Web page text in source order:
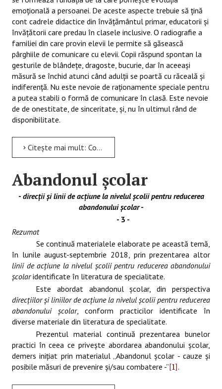
emoțională a persoanei. De aceste aspecte trebuie să țină
cont cadrele didactice din învățământul primar, educatorii și
învățătorii care predau în clasele inclusive. O radiografie a
familiei din care provin elevii le permite să găsească
pârghiile de comunicare cu elevii. Copii răspund spontan la
gesturile de blândețe, dragoste, bucurie, dar în aceeași
măsură se închid atunci când adulții se poartă cu răceală și
indiferență. Nu este nevoie de raționamente speciale pentru
a putea stabili o formă de comunicare în clasă. Este nevoie
de de onestitate, de sinceritate, și, nu în ultimul rând de
disponibilitate.
Citește mai mult: Comunicare sau instrainare? Cum putem comunica eficient in salile de clasa in contextul educatiei...
Abandonul şcolar
- direcţii şi linii de acţiune la nivelul şcolii pentru reducerea
abandonului şcolar-
- 3 -
Rezumat
Se continuă materialele elaborate pe această temă,
în lunile august-septembrie 2018, prin prezentarea altor
linii de acţiune la nivelul şcolii pentru reducerea abandonului
şcolaridentificate în literatura de specialitate.
Este abordat abandonul şcolar, din perspectiva
direcţiilor şi liniilor de acţiune la nivelul şcolii pentru reducerea
abandonului şcolar, conform practicilor identificate în
diverse materiale din literatura de specialitate.
Prezentul material continuă prezentarea bunelor
practici în ceea ce priveşte abordarea abandonului şcolar,
demers iniţiat prin materialul „Abandonul şcolar - cauze şi
posibile măsuri de prevenire şi/sau combatere -”[1] .